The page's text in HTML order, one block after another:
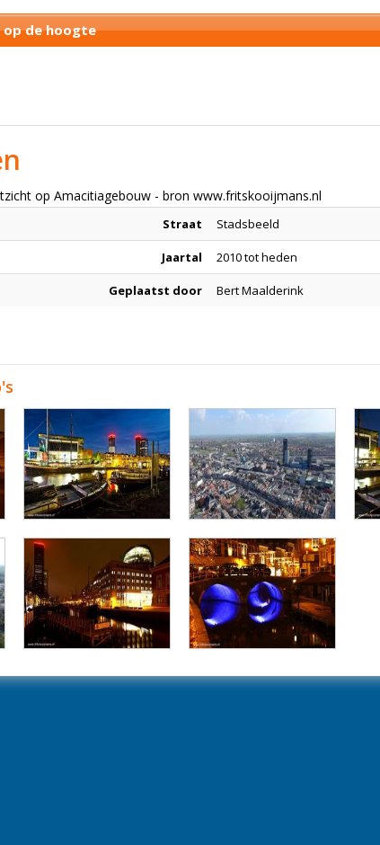
op de hoogte
op Amacitiagebouw - bron www.fritskooijmans.nl
Straat Stadsbeeld
Jaartal 2010 tot heden
Geplaatst door Bert Maalderink